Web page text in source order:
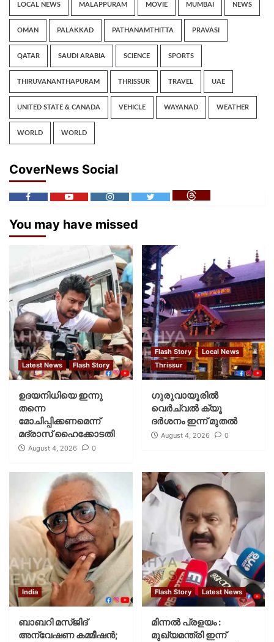
LOCAL NEWS MALAPPURAM MOVIE MUMBAI NEWS
OMAN PALAKKAD PATHANAMTHITTA PRAVASI
QATAR SAUDI ARABIA SCIENCE SPORTS
THIRUVANANTHAPURAM THRISSUR TRAVEL UAE
UNITED STATE & CANADA VEHICLE WAYANAD WEATHER
WORLD WORLD
CoverNews Social
You may have missed
Latest News Flash Story
ഉദയനിധിയെ ഇന്നു
തന്നെ
മോചിപ്പിക്കണമെന്ന്
മദ്രാസ് ഹൈക്കോടതി
August 4, 2026 0
Flash Story
Local News
Thrissur
ഗുരുവായൂരില്‍
വെര്‍ച്വല്‍ ക്യൂ
ദര്‍ശനം ഇന്ന് മുതല്‍
August 4, 2026 0
India
ബാബറി മസ്ജിദ്
അന്വേഷണ കമ്മീഷന്‍;
Flash Story Latest News
മിന്നല്‍ പ്രളയം :
മുഖ്യമന്ത്രി ഇന്ന്